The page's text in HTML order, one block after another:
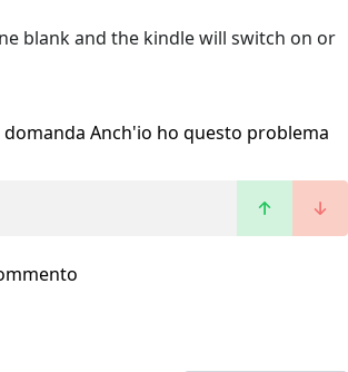
blank and the kindle will switch on or
domanda Anch'io ho questo problema